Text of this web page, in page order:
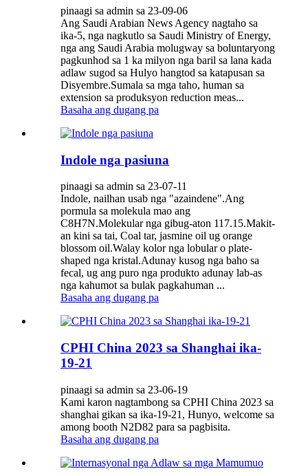
pinaagi sa admin sa 23-09-06
Ang Saudi Arabian News Agency nagtaho sa
ika-5, nga nagkutlo sa Saudi Ministry of Energy,
nga ang Saudi Arabia molugway sa boluntaryong
pagkunhod sa 1 ka milyon nga baril sa lana kada
adlaw sugod sa Hulyo hangtod sa katapusan sa
Disyembre.Sumala sa mga taho, human sa
extension sa produksyon reduction meas...
Basaha ang dugang pa
Indole nga pasiuna
pinaagi sa admin sa 23-07-11
Indole, nailhan usab nga "azaindene".Ang
pormula sa molekula mao ang
C8H7N.Molekular nga gibug-aton 117.15.Makit-
an kini sa tai, Coal tar, jasmine oil ug orange
blossom oil.Walay kolor nga lobular o plate-
shaped nga kristal.Adunay kusog nga baho sa
fecal, ug ang puro nga produkto adunay lab-as
nga kahumot sa bulak pagkahuman ...
Basaha ang dugang pa
CPHI China 2023 sa Shanghai ika-
19-21
pinaagi sa admin sa 23-06-19
Kami karon nagtambong sa CPHI China 2023 sa
shanghai gikan sa ika-19-21, Hunyo, welcome sa
among booth N2D82 para sa pagbisita.
Basaha ang dugang pa